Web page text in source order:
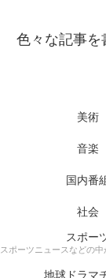
色々な記事を
美術
音楽
国内番
社会
スポー
地球ドラマ